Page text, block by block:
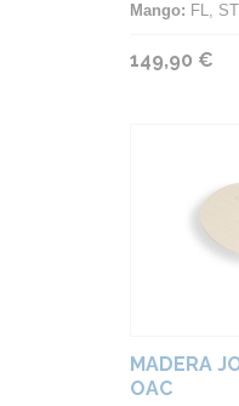
Mango: FL, ST
149,90 €
MADERA
OAC